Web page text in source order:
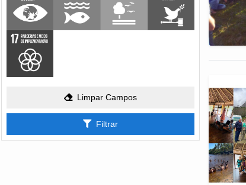
Limpar Campos
Filtrar